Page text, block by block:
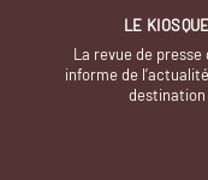
LE
La revue de presse
informe de
destination